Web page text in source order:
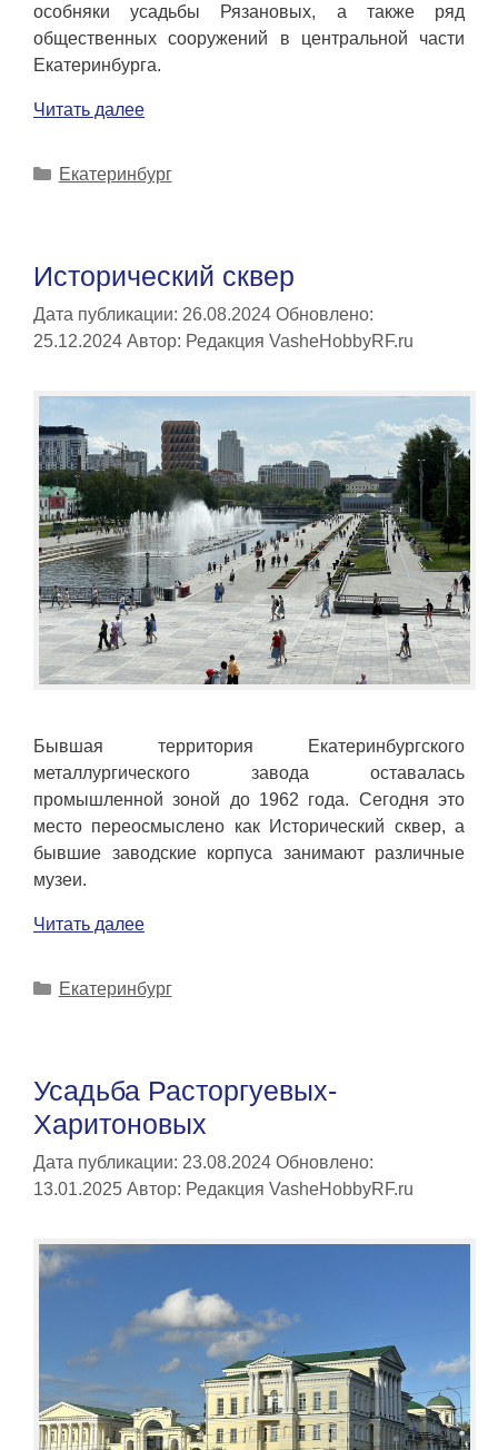
особняки усадьбы Рязановых, а также ряд
общественных сооружений в центральной части
Екатеринбурга.
Читать далее
Рубрики
Екатеринбург
Исторический сквер
Дата публикации: 26.08.2024 Обновлено:
25.12.2024 Автор: Редакция VasheHobbyRF.ru
Бывшая территория Екатеринбургского
металлургического завода оставалась
промышленной зоной до 1962 года. Сегодня это
место переосмыслено как Исторический сквер, а
бывшие заводские корпуса занимают различные
музеи.
Читать далее
Рубрики
Екатеринбург
Усадьба Расторгуевых-
Харитоновых
Дата публикации: 23.08.2024 Обновлено:
13.01.2025 Автор: Редакция VasheHobbyRF.ru